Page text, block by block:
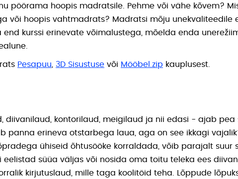
pöörama hoopis madratsile. Pehme või vähe kõvem?
või hoopis vahtmadrats? Madratsi mõju unekvaliteedile
end kurssi erinevate võimalustega, mõelda enda
Pesapuu 3D Sisustuse või Mööbel.zip kauplusest.
diivanilaud, kontorilaud, meigilaud ja nii edasi - ajab pea
panna erineva otstarbega laua, aga on see ikkagi
ühiseid õhtusööke korraldada, võib parajalt suur
eelistad süüa väljas või nosida oma toitu teleka ees
kirjutuslaud, mille taga koolitöid teha. Lõppude